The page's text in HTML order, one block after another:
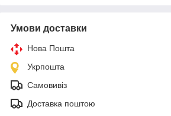
Умови доставки
Нова Пошта
Укрпошта
Самовивіз
Доставка поштою